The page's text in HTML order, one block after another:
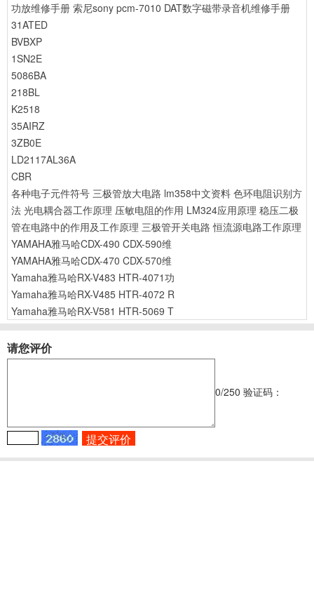
功放维修手册 索尼sony pcm-7010 DAT数字磁带录音机维修手册
31ATED
BVBXP
1SN2E
5086BA
218BL
K2518
35AIRZ
3ZB0E
LD2117AL36A
CBR
各种电子元件符号 三极管放大电路 lm358中文资料 色环电阻识别方
法 光电耦合器工作原理 压敏电阻的作用 LM324应用原理 稳压二极
管在电路中的作用及工作原理 三极管开关电路 恒流源电路工作原理
YAMAHA雅马哈CDX-490 CDX-590维
YAMAHA雅马哈CDX-470 CDX-570维
Yamaha雅马哈RX-V483 HTR-4071功
Yamaha雅马哈RX-V485 HTR-4072 R
Yamaha雅马哈RX-V581 HTR-5069 T
请您评价
0/250 验证码：